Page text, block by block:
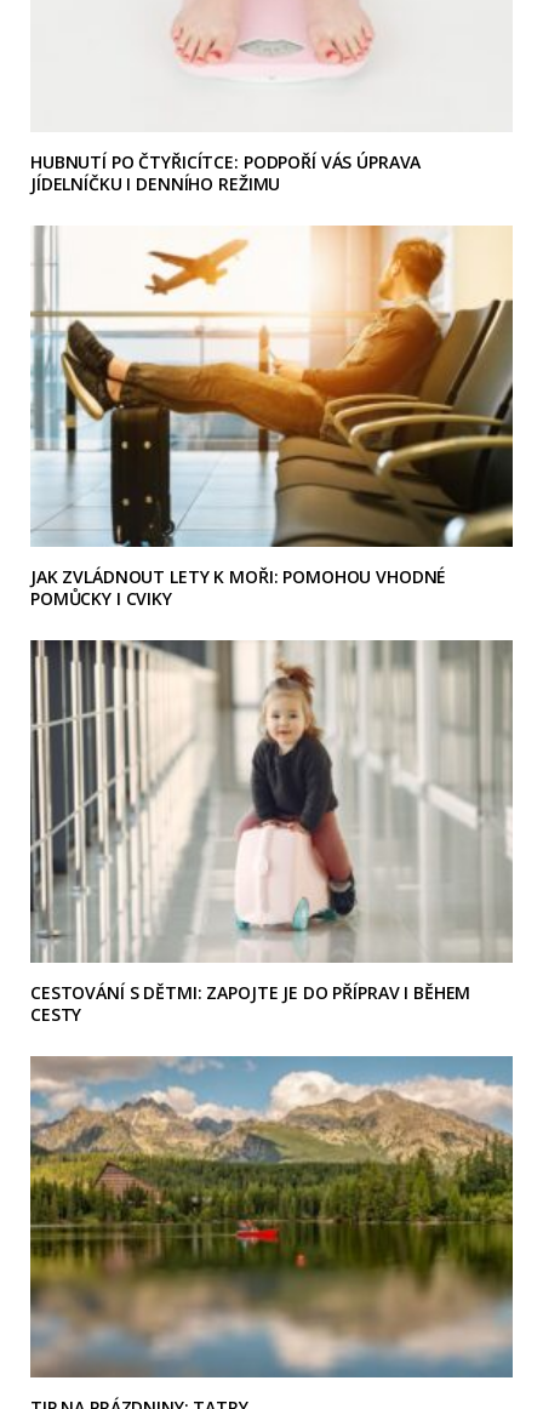
HUBNUTÍ PO ČTYŘICÍTCE: PODPOŘÍ VÁS ÚPRAVA
JÍDELNÍČKU I DENNÍHO REŽIMU
JAK ZVLÁDNOUT LETY K MOŘI: POMOHOU VHODNÉ
POMŮCKY I CVIKY
CESTOVÁNÍ S DĚTMI: ZAPOJTE JE DO PŘÍPRAV I BĚHEM
CESTY